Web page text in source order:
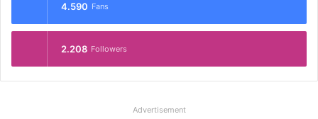
4.590 Fans
2.208 Followers
Advertisement